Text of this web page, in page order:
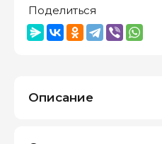
Поделиться
Описание